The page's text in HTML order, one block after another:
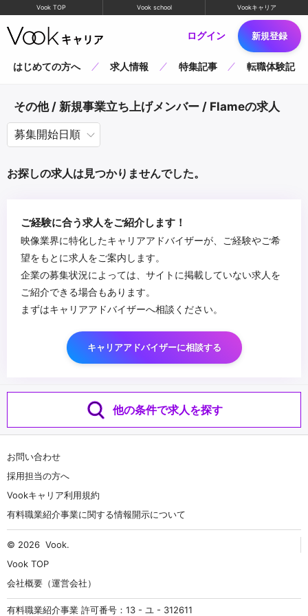
Vook TOP Vook school Vookキャリア
ログイン 新規登録
はじめての方へ 求人情報 特集記事 転職体験記
その他 / 新規事業立ち上げメンバー / Flameの求人
お探しの求人は見つかりませんでした。
ご経験に合う求人をご紹介します！
映像業界に特化したキャリアアドバイザーが、ご経験やご希
望をもとに求人をご案内します。
企業の募集状況によっては、サイトに掲載していない求人を
ご紹介できる場合もあります。
まずはキャリアアドバイザーへ相談ください。
キャリアアドバイザーに相談する
他の条件で求人を探す
お問い合わせ
採用担当の方へ
Vookキャリア利用規約
有料職業紹介事業に関する情報開示について
© 2026 Vook.
Vook TOP
会社概要（運営会社）
有料職業紹介事業 許可番号：13 - ユ - 312611